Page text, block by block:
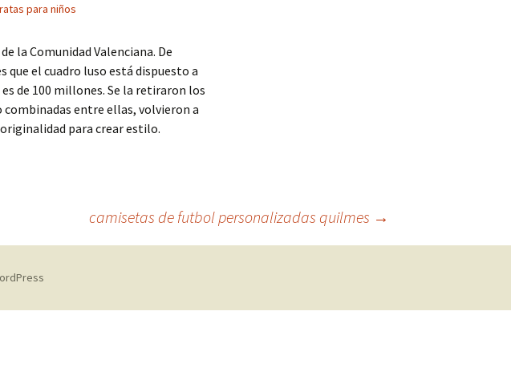
para niños
la Comunidad Valenciana. De
que el cuadro luso está dispuesto a
de 100 millones. Se la retiraron los
combinadas entre ellas, volvieron a
para crear estilo.
camisetas de futbol personalizadas quilmes →